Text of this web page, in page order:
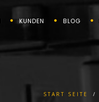
KUNDEN BLOG
START SEITE /